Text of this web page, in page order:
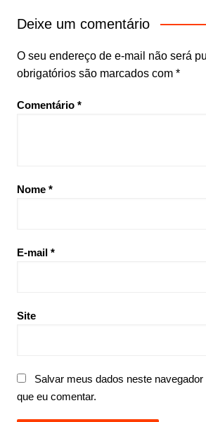
Deixe um comentário
O seu endereço de e-mail não será
obrigatórios são marcados com *
Comentário *
Nome *
E-mail *
Site
Salvar meus dados neste
que eu comentar.